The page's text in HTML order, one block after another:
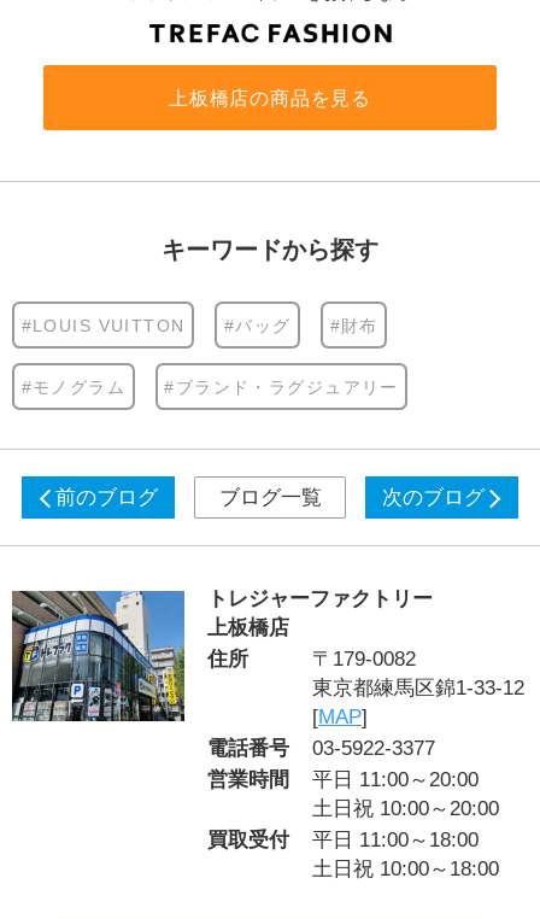
上板橋店の商品を見る
キーワードから探す
#LOUIS VUITTON #バッグ #財布
#モノグラム #ブランド・ラグジュアリー
前のブログ ブログ一覧 次のブログ
トレジャーファクトリー
上板橋店
住所
〒179-0082
東京都練馬区錦1-33-12
[MAP]
電話番号
03-5922-3377
営業時間
平日 11:00～20:00
土日祝 10:00～20:00
買取受付
平日 11:00～18:00
土日祝 10:00～18:00